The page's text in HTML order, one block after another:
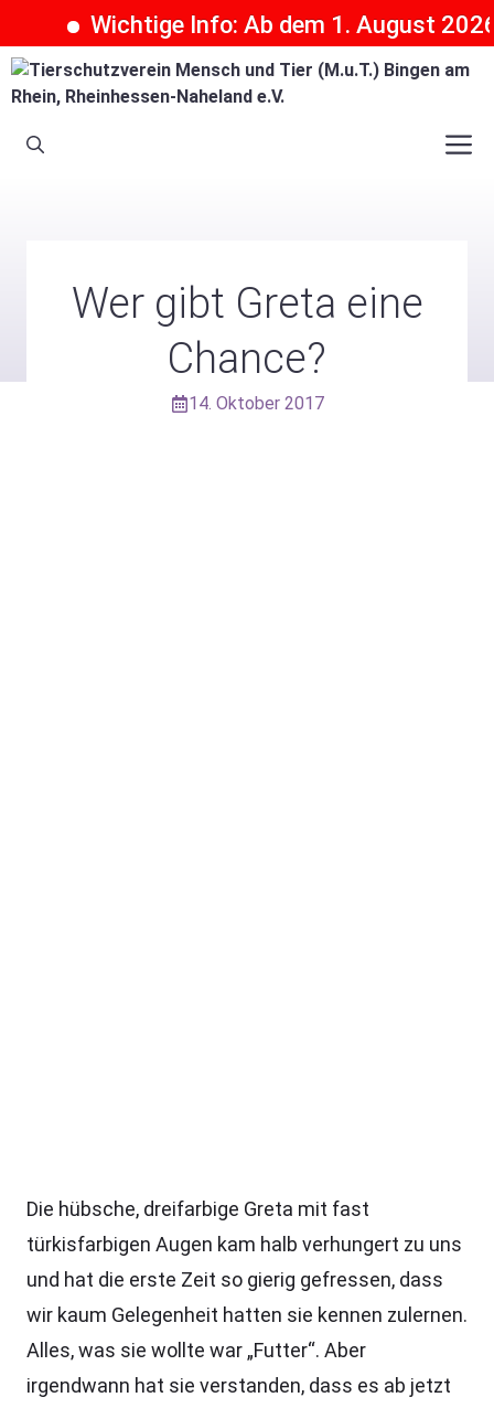
Wichtige Info: Ab dem 1. August 2026
Zum
Inhalt
springen
Wer gibt Greta eine
Chance?
14. Oktober 2017
Die hübsche, dreifarbige Greta mit fast
türkisfarbigen Augen kam halb verhungert zu uns
und hat die erste Zeit so gierig gefressen, dass
wir kaum Gelegenheit hatten sie kennen zulernen.
Alles, was sie wollte war „Futter“. Aber
irgendwann hat sie verstanden, dass es ab jetzt